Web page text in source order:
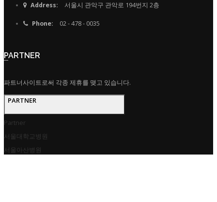
Address: 서울시 관악구 관악로 194번지 2층
Phone: 02 - 478 - 0035
PARTNER
파트너사이트로써 각종 제휴를 맺고 있습니다.
PARTNER
Partner
서울대학교병원
서울아산병원